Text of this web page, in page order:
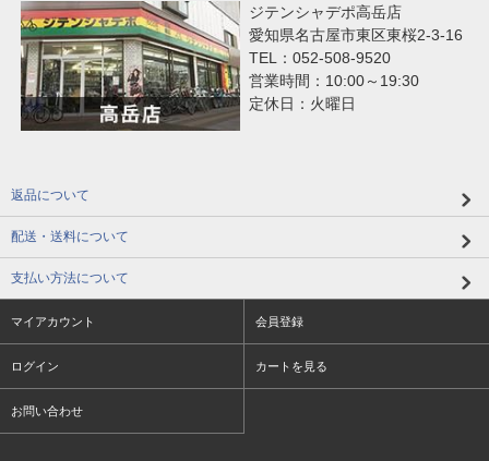
ジテンシャデポ高岳店
愛知県名古屋市東区東桜2-3-16
TEL：052-508-9520
営業時間：10:00～19:30
定休日：火曜日
返品について
配送・送料について
支払い方法について
マイアカウント 会員登録
ログイン カートを見る
お問い合わせ